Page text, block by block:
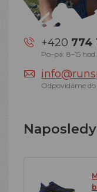
+420 774
Po–pá: 8–15 hod.
Odpovídáme do